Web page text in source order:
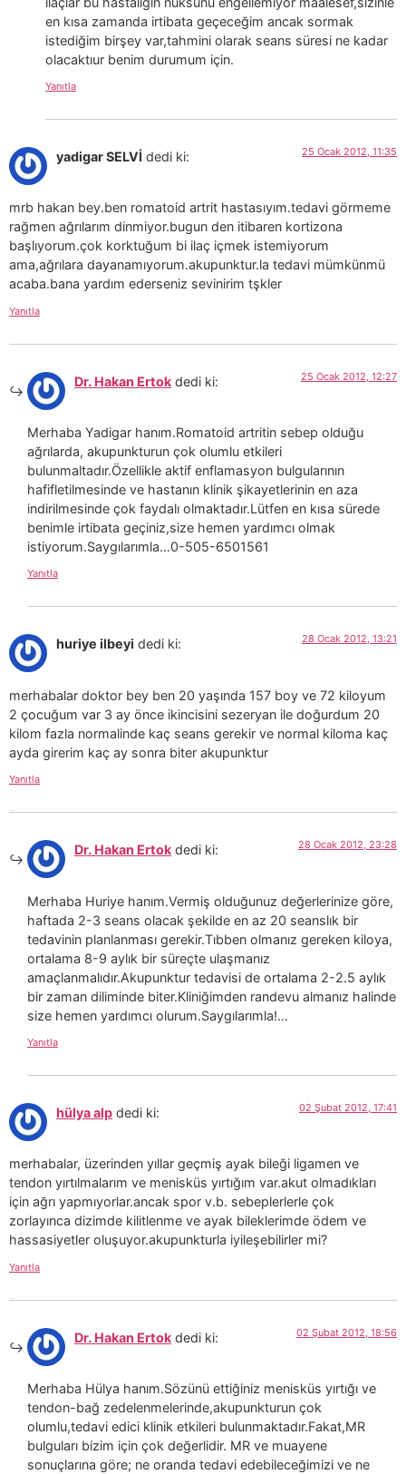
en kısa zamanda irtibata geçeceğim ancak sormak
istediğim birşey var,tahmini olarak seans süresi ne kadar
olacaktıur benim durumum için.
Yanıtla
yadigar SELVİ dedi ki: 25 Ocak 2012, 11:35
mrb hakan bey.ben romatoid artrit hastasıyım.tedavi görmeme
rağmen ağrılarım dinmiyor.bugun den itibaren kortizona
başlıyorum.çok korktuğum bi ilaç içmek istemiyorum
ama,ağrılara dayanamıyorum.akupunktur.la tedavi mümkünmü
acaba.bana yardım ederseniz sevinirim tşkler
Yanıtla
Dr. Hakan Ertok dedi ki: 25 Ocak 2012, 12:27
Merhaba Yadigar hanım.Romatoid artritin sebep olduğu
ağrılarda, akupunkturun çok olumlu etkileri
bulunmaltadır.Özellikle aktif enflamasyon bulgularının
hafifletilmesinde ve hastanın klinik şikayetlerinin en aza
indirilmesinde çok faydalı olmaktadır.Lütfen en kısa sürede
benimle irtibata geçiniz,size hemen yardımcı olmak
istiyorum.Saygılarımla…0-505-6501561
Yanıtla
huriye ilbeyi dedi ki: 28 Ocak 2012, 13:21
merhabalar doktor bey ben 20 yaşında 157 boy ve 72 kiloyum
2 çocuğum var 3 ay önce ikincisini sezeryan ile doğurdum 20
kilom fazla normalinde kaç seans gerekir ve normal kiloma kaç
ayda girerim kaç ay sonra biter akupunktur
Yanıtla
Dr. Hakan Ertok dedi ki: 28 Ocak 2012, 23:28
Merhaba Huriye hanım.Vermiş olduğunuz değerlerinize göre,
haftada 2-3 seans olacak şekilde en az 20 seanslık bir
tedavinin planlanması gerekir.Tıbben olmanız gereken kiloya,
ortalama 8-9 aylık bir süreçte ulaşmanız
amaçlanmalıdır.Akupunktur tedavisi de ortalama 2-2.5 aylık
bir zaman diliminde biter.Kliniğimden randevu almanız halinde
size hemen yardımcı olurum.Saygılarımla!…
Yanıtla
hülya alp dedi ki: 02 Şubat 2012, 17:41
merhabalar, üzerinden yıllar geçmiş ayak bileği ligamen ve
tendon yırtılmalarım ve menisküs yırtığım var.akut olmadıkları
için ağrı yapmıyorlar.ancak spor v.b. sebeplerlerle çok
zorlayınca dizimde kilitlenme ve ayak bileklerimde ödem ve
hassasiyetler oluşuyor.akupunkturla iyileşebilirler mi?
Yanıtla
Dr. Hakan Ertok dedi ki: 02 Şubat 2012, 18:56
Merhaba Hülya hanım.Sözünü ettiğiniz menisküs yırtığı ve
tendon-bağ zedelenmelerinde,akupunkturun çok
olumlu,tedavi edici klinik etkileri bulunmaktadır.Fakat,MR
bulguları bizim için çok değerlidir. MR ve muayene
sonuçlarına göre; ne oranda tedavi edebileceğimizi ve ne